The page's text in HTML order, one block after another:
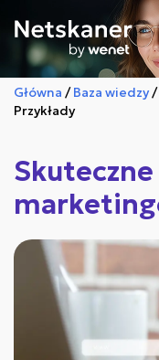
Główna /Baza wiedzy/
Przykłady